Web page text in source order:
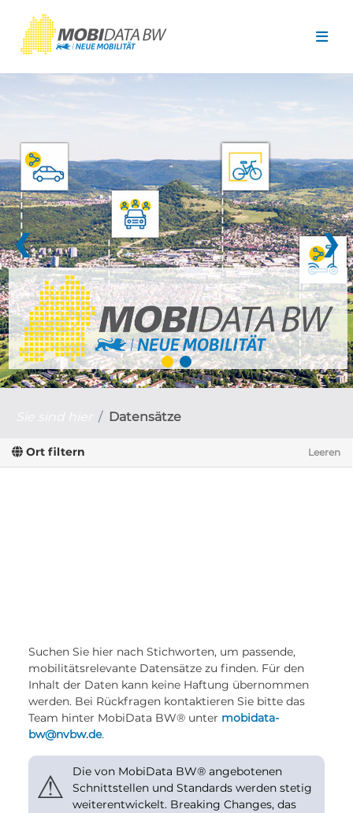
❮ ❯
Datensätze
Ort filtern Leeren
Suchen Sie hier nach Stichworten, um passende,
mobilitätsrelevante Datensätze zu finden. Für den
Inhalt der Daten kann keine Haftung übernommen
werden. Bei Rückfragen kontaktieren Sie bitte das
Team hinter MobiData BW® unter mobidata-
bw@nvbw.de.
⚠
Die von MobiData BW® angebotenen
Schnittstellen und Standards werden stetig
weiterentwickelt. Breaking Changes, das